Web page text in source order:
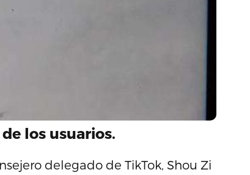
los usuarios.
delegado de TikTok, Shou Zi